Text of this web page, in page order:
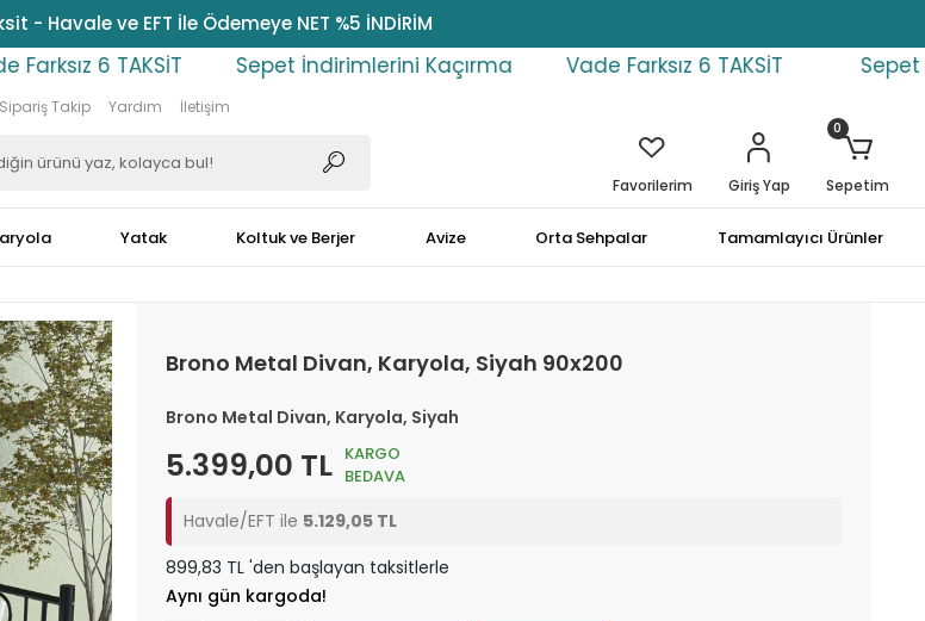
- Havale ve EFT İle Ödemeye NET %5 İNDİRİM
Sepet İndirimlerini Kaçırma Vade Farksız 6 TAKSİT Sepet İndirimlerini
Sipariş Takip Yardım İletişim
Favorilerim Giriş Yap
0
Sepetim
Yatak Koltuk ve Berjer Avize Orta Sehpalar Tamamlayıcı Ürünler
Brono Metal Divan, Karyola, Siyah 90x200
Brono Metal Divan, Karyola, Siyah
5.399,00 TL KARGO
BEDAVA
Havale/EFT ile 5.129,05 TL
899,83 TL 'den başlayan taksitlerle
Aynı gün kargoda!